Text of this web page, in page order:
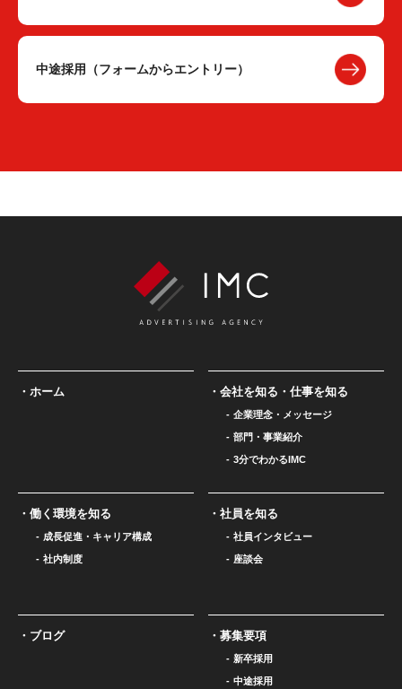
中途採用（フォームからエントリー）
ホーム 会社を知る・仕事を知る
企業理念・メッセージ
部門・事業紹介
3分でわかるIMC
働く環境を知る
成長促進・キャリア構成
社内制度
社員を知る
社員インタビュー
座談会
ブログ 募集要項
新卒採用
中途採用